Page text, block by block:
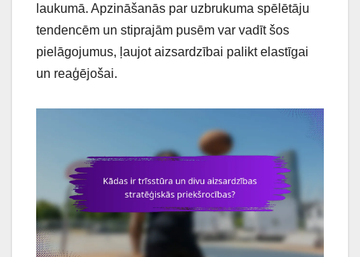
laukumā. Apzināšanās par uzbrukuma spēlētāju
tendencēm un stiprajām pusēm var vadīt šos
pielāgojumus, ļaujot aizsardzībai palikt elastīgai
un reaģējošai.